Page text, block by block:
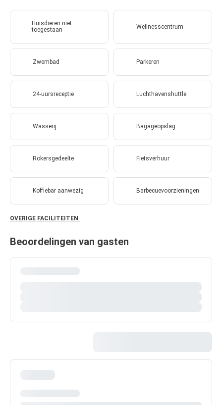
Huisdieren niet
toegestaan
Wellnesscentrum
Zwembad Parkeren
24-uursreceptie Luchthavenshuttle
Wasserij Bagageopslag
Rokersgedeelte Fietsverhuur
Koffiebar aanwezig Barbecuevoorzieningen
OVERIGE FACILITEITEN
Beoordelingen van gasten